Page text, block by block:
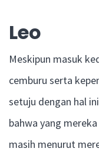
Leo
Meskipun masuk
cemburu serta
setuju dengan hal
bahwa yang
masih menurut